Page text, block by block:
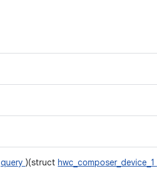
query )(struct hwc_composer_device_1